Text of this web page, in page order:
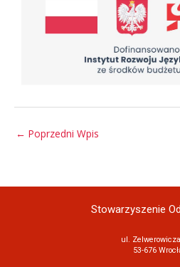
← Poprzedni Wpis
Stowarzyszenie
ul.
53-676